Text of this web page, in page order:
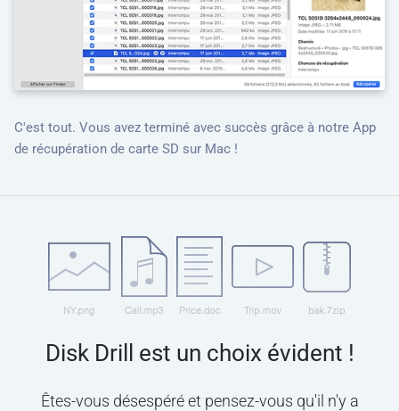
C'est tout. Vous avez terminé avec succès grâce à notre App
de récupération de carte SD sur Mac !
Disk Drill est un choix évident !
Êtes-vous désespéré et pensez-vous qu'il n'y a